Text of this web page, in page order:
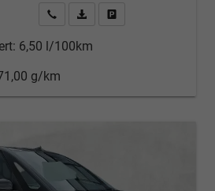
Kontakt & Angebot anfordern
PDF-Datei, Fahrzeugexposé
6,50 l/100km
g/km